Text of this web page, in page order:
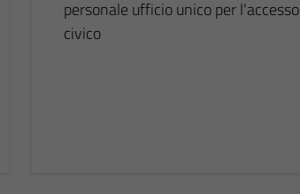
personale ufficio unico per l'accesso
civico